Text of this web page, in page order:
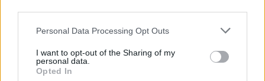
Personal Data Processing Opt Outs
I want to opt-out of the Sharing of my
personal data.
Opted In